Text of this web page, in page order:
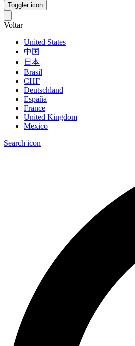
Toggler icon
Voltar
United States
中国
日本
Brasil
СНГ
Deutschland
España
France
United Kingdom
Mexico
Search icon